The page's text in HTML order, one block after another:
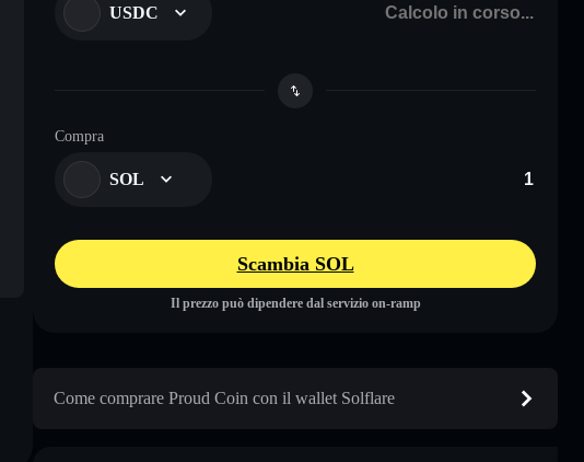
USDC
Compra
SOL
Scambia SOL
Il prezzo può dipendere dal servizio on-ramp
Come comprare Proud Coin con il wallet Solflare